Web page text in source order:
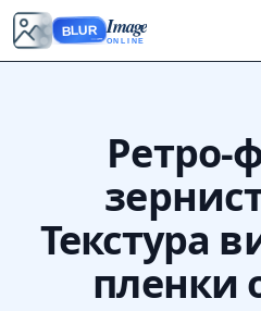
BLUR Image
ONLINE
Ретро-
Текстура
пленки